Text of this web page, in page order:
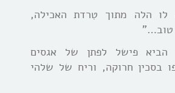
לו הלה מתוך טִרדת האכילה,
הביא פישל לפתן של אגסים
בסכין חרוקה, וריח של שלהי